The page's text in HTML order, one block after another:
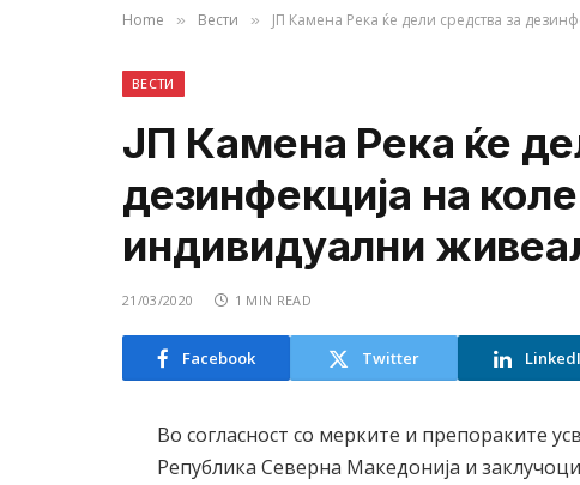
Home » Вести » ЈП Камена Река ќе дели средства за
ВЕСТИ
ЈП Камена Река ќе
дезинфекција на
индивидуални
21/03/2020 1 MIN READ
Facebook Twitter
Во согласност со мерките и препораките
Република Северна Македонија и